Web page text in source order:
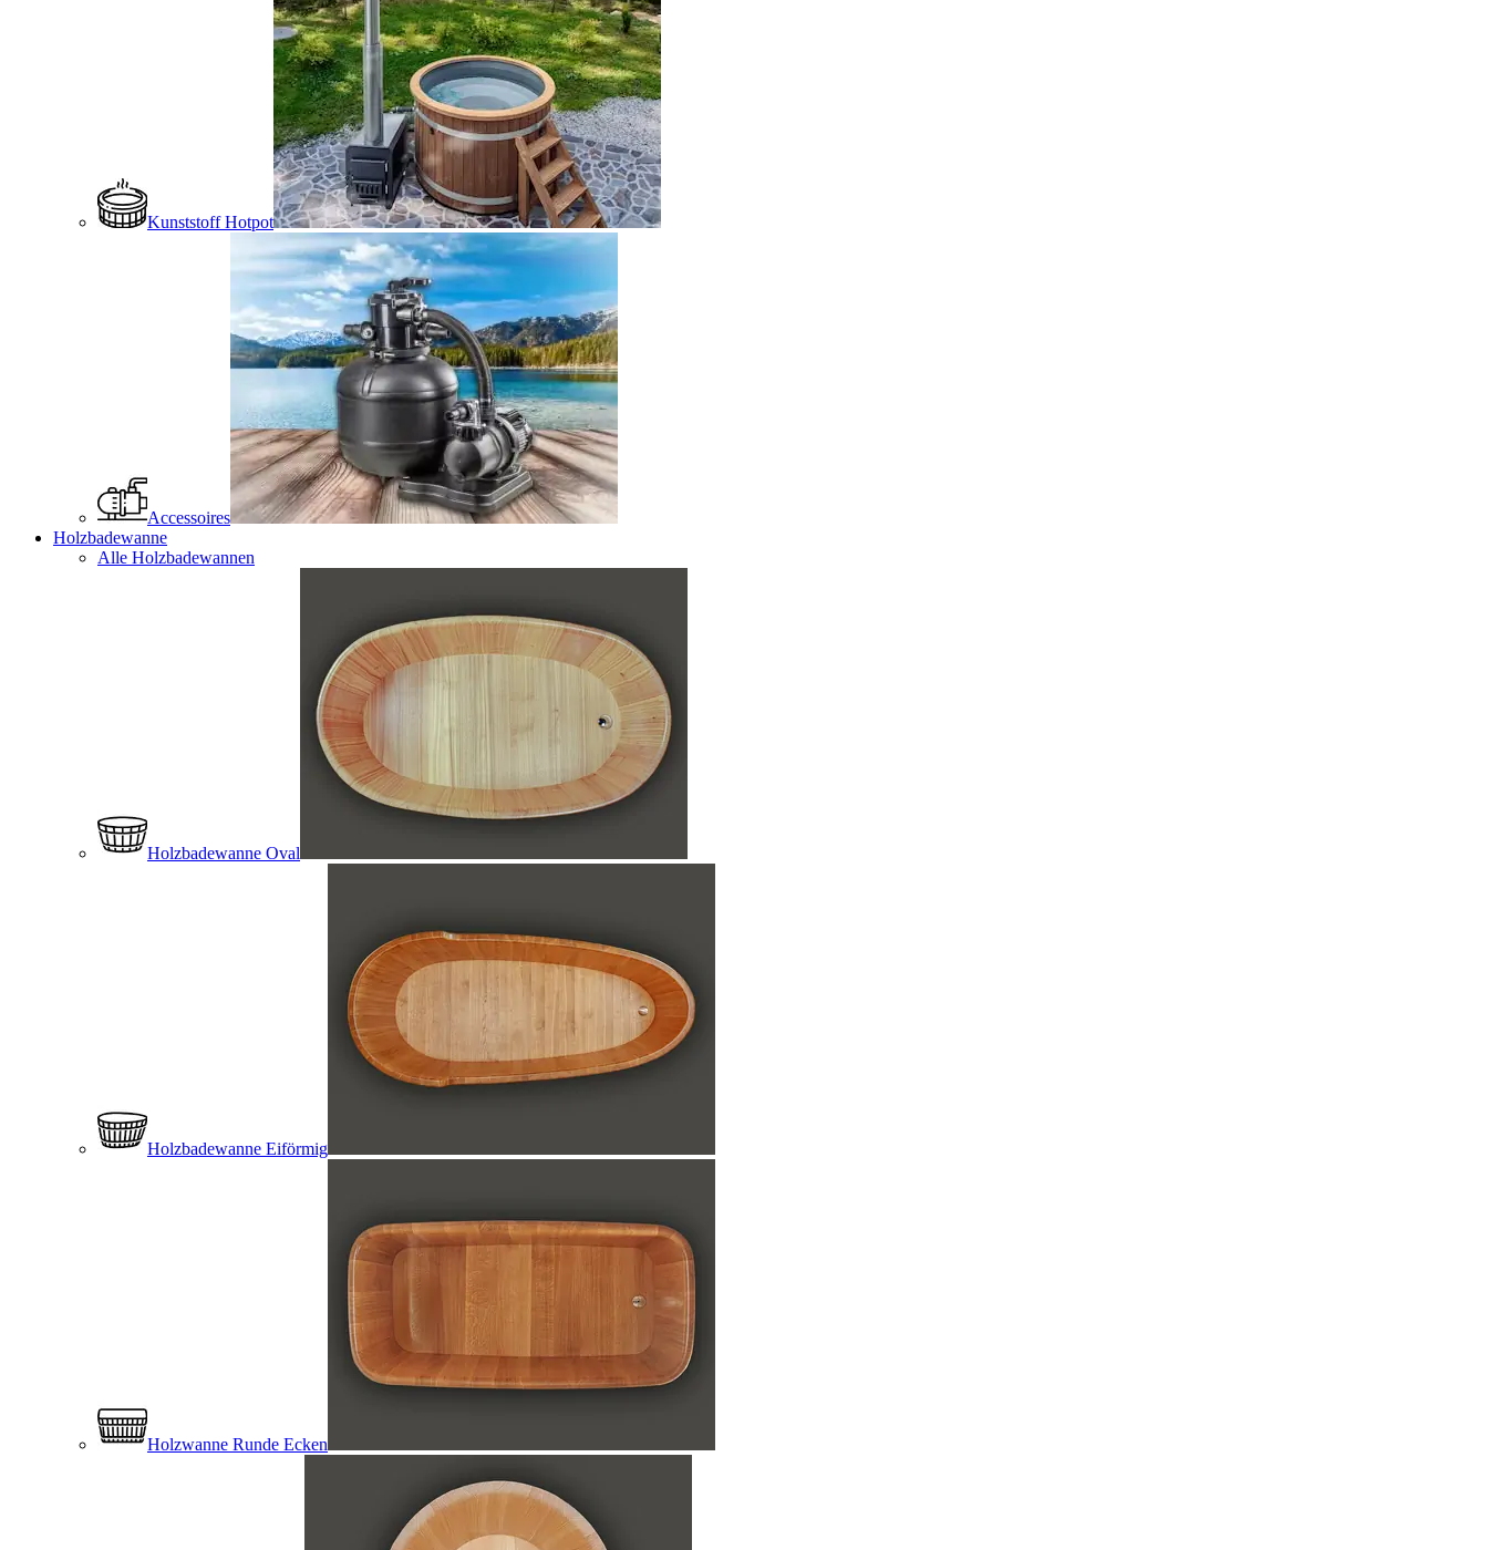
Kunststoff Hotpot
Accessoires
Holzbadewanne
Alle Holzbadewannen
Holzbadewanne Oval
Holzbadewanne Eiförmig
Holzwanne Runde Ecken